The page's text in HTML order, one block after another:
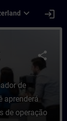
expand_more login
-
share
de
aprenderá
de operação